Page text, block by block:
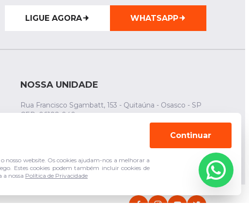
website. Os cookies ajudam-nos a melhorar a
Estes cookies podem também incluir cookies de
a nossa Política de Privacidade
Continuar
LIGUE AGORA WHATSAPP
NOSSA UNIDADE
Rua Francisco Sgambatt, 153 - Quitaúna - Osasco - SP
CEP: 06182-040